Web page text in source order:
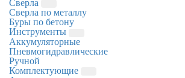
Сверла
Сверла по металлу
Буры по бетону
Инструменты
Аккумуляторные
Пневмогидравлические
Ручной
Комплектующие